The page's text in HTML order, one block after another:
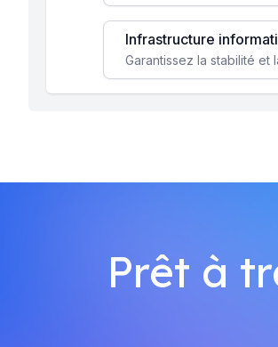
Infrastructure
Prêt à